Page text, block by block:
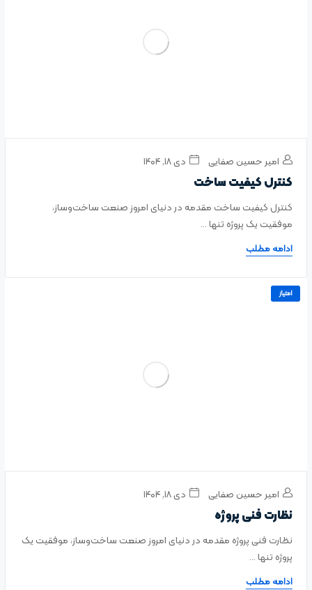
امیر حسین صفایی دی ۱۸, ۱۴۰۴
کنترل کیفیت ساخت
کنترل کیفیت ساخت مقدمه در دنیای امروز صنعت ساخت‌وساز،
موفقیت یک پروژه تنها ...
ادامه مطلب
امتیاز
امیر حسین صفایی دی ۱۸, ۱۴۰۴
نظارت فنی پروژه
نظارت فنی پروژه مقدمه در دنیای امروز صنعت ساخت‌وساز، موفقیت یک
پروژه تنها ...
ادامه مطلب